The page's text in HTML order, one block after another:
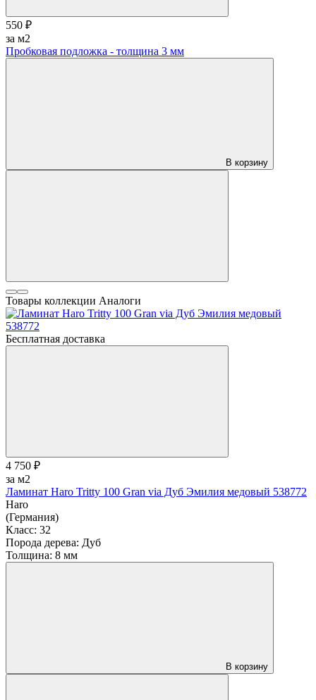
550 ₽
за м2
Пробковая подложка - толщина 3 мм
В корзину
Товары коллекции Аналоги
Бесплатная доставка
4 750 ₽
за м2
Ламинат Haro Tritty 100 Gran via Дуб Эмилия медовый 538772
Haro
(Германия)
Класс: 32
Порода дерева: Дуб
Толщина: 8 мм
В корзину